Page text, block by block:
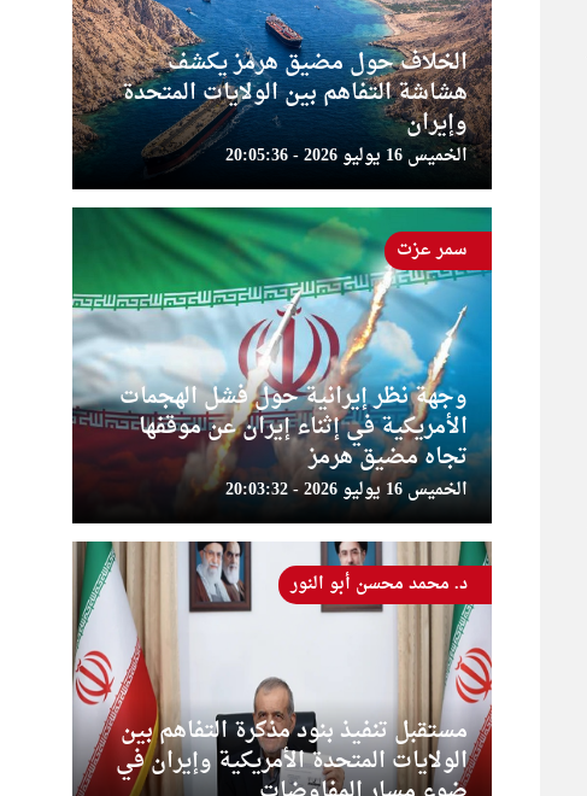
الخلاف حول مضيق هرمز يكشف
هشاشة التفاهم بين الولايات المتحدة
وإيران
الخميس 16 يوليو 2026 - 20:05:36
وجهة نظر إيرانية حول فشل الهجمات
الأمريكية في إثناء إيران عن موقفها
تجاه مضيق هرمز
الخميس 16 يوليو 2026 - 20:03:32
سمر عزت
مستقبل تنفيذ بنود مذكرة التفاهم بين
الولايات المتحدة الأمريكية وإيران في
د. محمد محسن أبو النور